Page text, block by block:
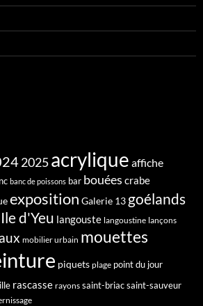
2025acrylique affiche
banc de poissons bar bouées crabe
exposition Galerie 13 goélands
Ile d'Yeu langouste langoustine lançons
mobilier urbain mouettes
piquets plage point du jour
rascasse rayons saint-briacsaint-sauveur